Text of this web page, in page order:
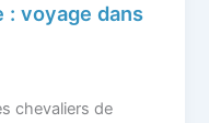
: voyage dans
chevaliers de